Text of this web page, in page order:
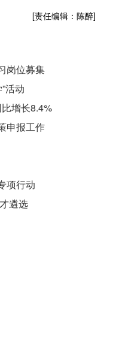
[责任编辑：陈醉]
岗位募集
活动
增长8.4%
申报工作
项行动
遴选